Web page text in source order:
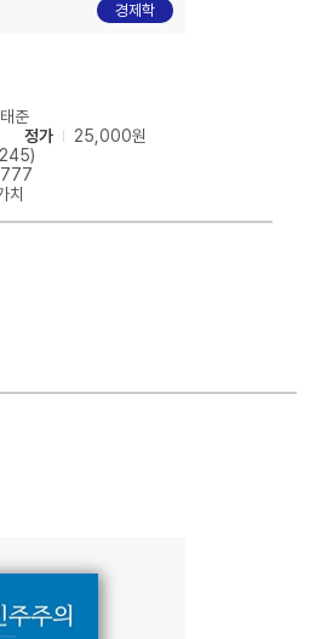
경제학
준
정가
25,000원
치